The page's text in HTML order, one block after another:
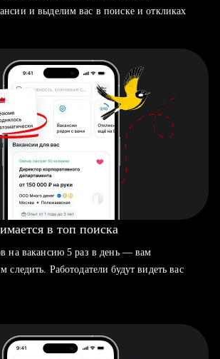
и выделим вас в поиске и откликах
в топ поиска
на вакансию 5 раз в день — вам
следить. Работодатели будут видеть вас